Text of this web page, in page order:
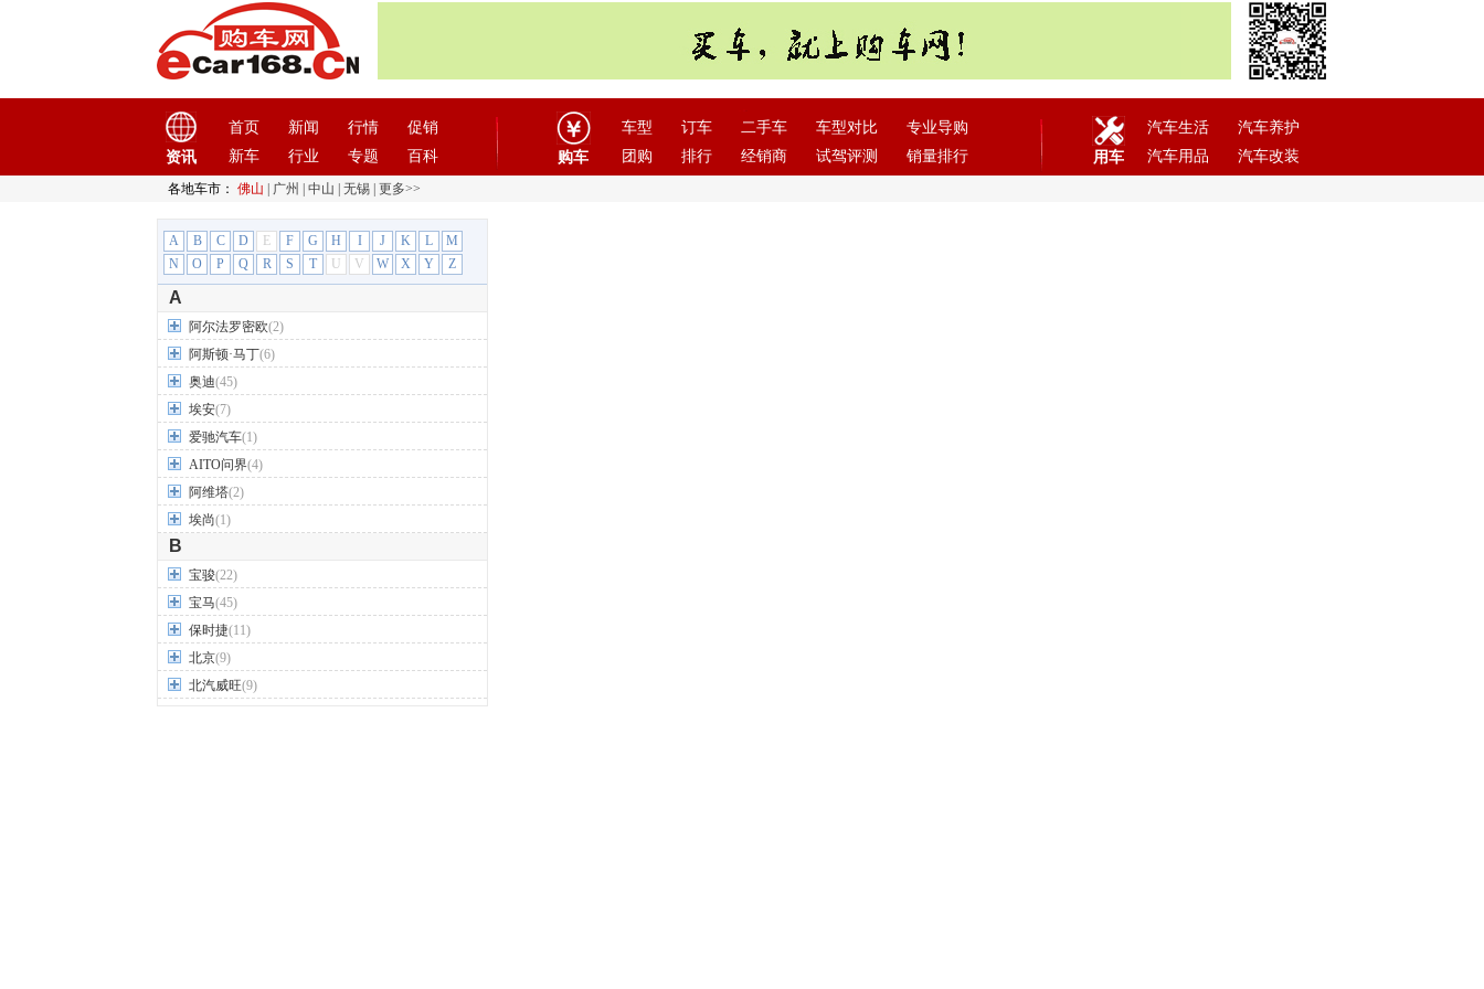
资讯
首页 新闻 行情
促销
新车
行业 专题 百科 购车
车型 订车 二手车 车型对比
专业导购
团购
排行 经销商 试驾评测 销量排行 用车
汽车生活
汽车养护
汽车用品
汽车改装
各地车市： 佛山 广州 中山 无锡 更多>>
A B C D E F G H I J K L
M
N
O P Q R S T U V W X Y Z
A
阿尔法罗密欧(2)
阿斯顿·马丁(6)
奥迪(45)
埃安(7)
爱驰汽车(1)
AITO问界(4)
阿维塔(2)
埃尚(1)
B
宝骏(22)
宝马(45)
保时捷(11)
北京(9)
北汽威旺(9)